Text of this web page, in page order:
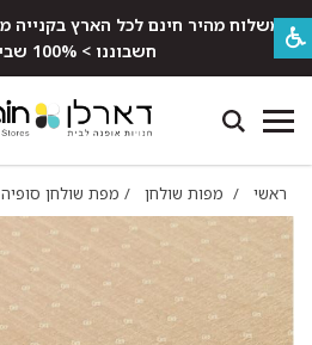
חשבוננו > 100% שביעות רצון
ראשי / מפות שולחן / מפת שולחן סופיה